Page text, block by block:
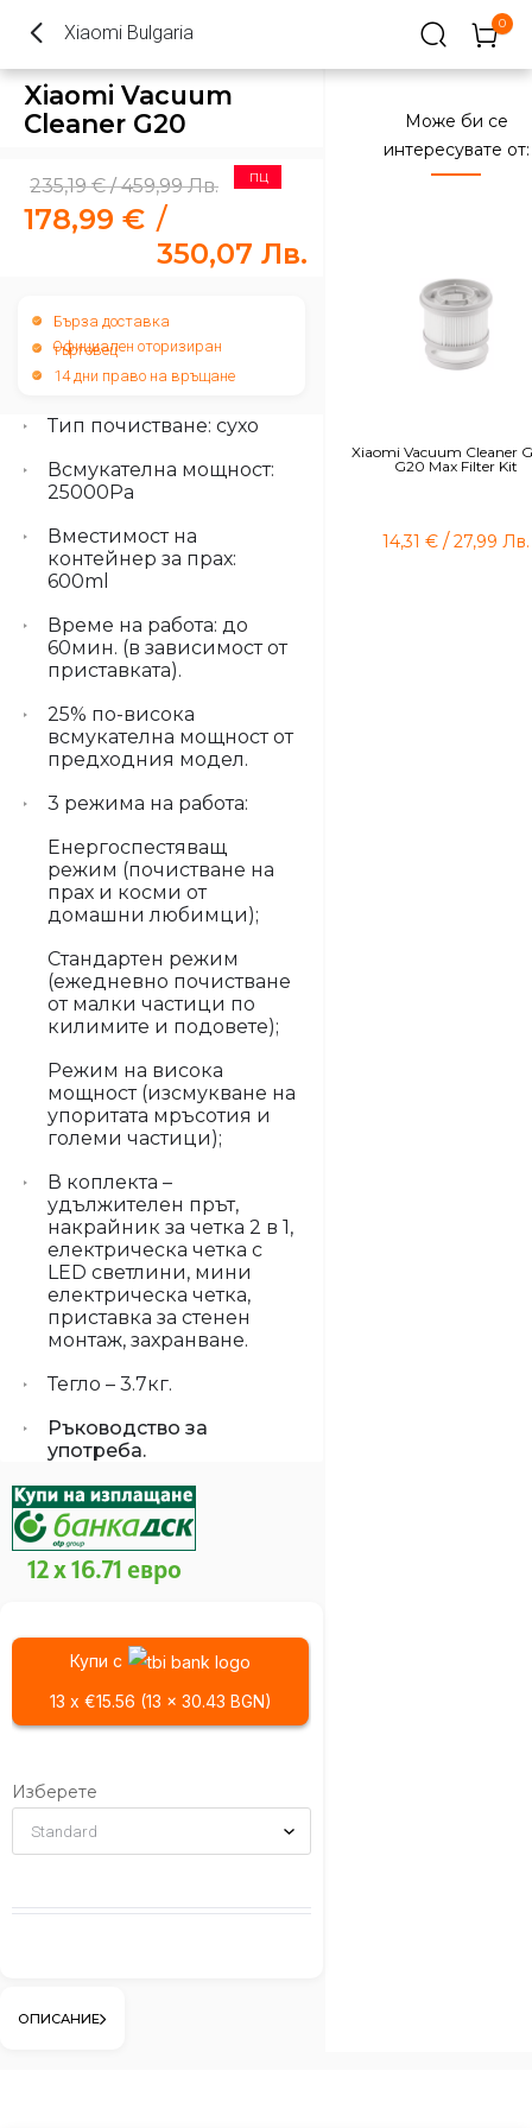
Xiaomi Bulgaria 0
ПЦ
Xiaomi Vacuum
Cleaner G20
ПЦ
235,19€/459,99Лв.
178,99 € /
350,07 Лв.
Бърза доставка
Официален оторизиран
търговец
14 дни право на връщане
Тип почистване: сухо
Всмукателна мощност:
25000Pa
Вместимост на
контейнер за прах:
600ml
Време на работа: до
60мин. (в зависимост от
приставката).
25% по-висока
всмукателна мощност от
предходния модел.
3 режима на работа:
Енергоспестяващ
режим (почистване на
прах и косми от
домашни любимци);
Стандартен режим
(ежедневно почистване
от малки частици по
килимите и подовете);
Режим на висока
мощност (изсмукване на
упоритата мръсотия и
големи частици);
В коплекта –
удължителен прът,
накрайник за четка 2 в 1,
електрическа четка с
LED светлини, мини
електрическа четка,
приставка за стенен
монтаж, захранване.
Тегло – 3.7кг.
Ръководство за
употреба.
Купи с
13 x €15.56 (13 x 30.43 BGN)
12 x 16.71 евро
Изберете
ОПИСАНИЕ
Може би се
интересувате от:
Xiaomi Vacuum Cleaner
G20 Max Filter Kit
14,31 € /27,99 Лв.